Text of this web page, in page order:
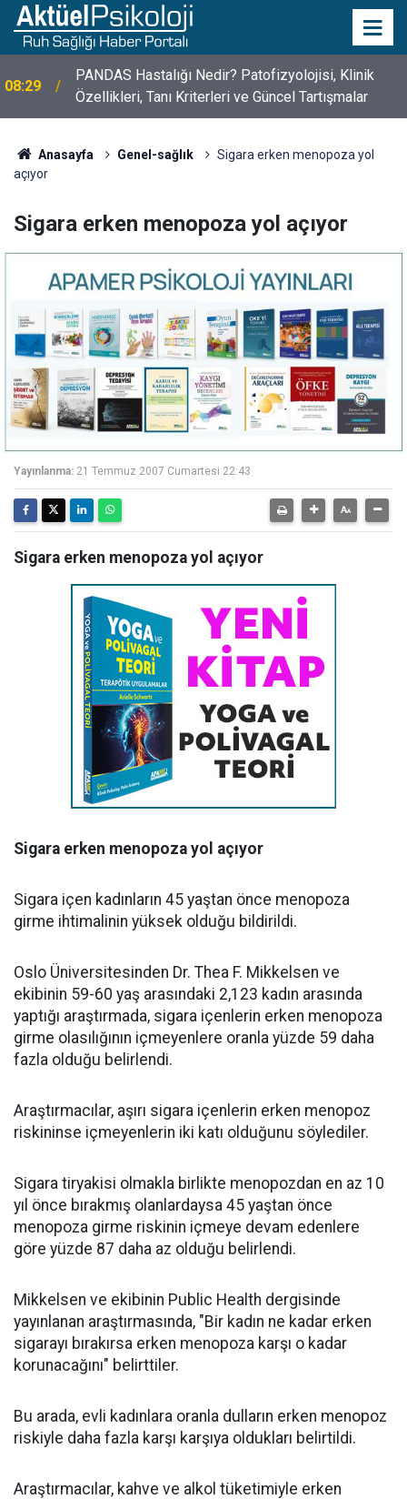
10:30
10 Mayıs Psikologlar Günü Nasıl Ortaya Çıktı? 10
Mayıs Tarihinin Hikayesi
Anasayfa Genel-sağlık
Sigara erken menopoza yol
açıyor
Sigara erken menopoza yol açıyor
Yayınlanma: 21 Temmuz 2007 Cumartesi 22:43
Sigara erken menopoza yol açıyor
Sigara erken menopoza yol açıyor
Sigara içen kadınların 45 yaştan önce menopoza
girme ihtimalinin yüksek olduğu bildirildi.
Oslo Üniversitesinden Dr. Thea F. Mikkelsen ve
ekibinin 59-60 yaş arasındaki 2,123 kadın arasında
yaptığı araştırmada, sigara içenlerin erken menopoza
girme olasılığının içmeyenlere oranla yüzde 59 daha
fazla olduğu belirlendi.
Araştırmacılar, aşırı sigara içenlerin erken menopoz
riskininse içmeyenlerin iki katı olduğunu söylediler.
Sigara tiryakisi olmakla birlikte menopozdan en az 10
yıl önce bırakmış olanlardaysa 45 yaştan önce
menopoza girme riskinin içmeye devam edenlere
göre yüzde 87 daha az olduğu belirlendi.
Mikkelsen ve ekibinin Public Health dergisinde
yayınlanan araştırmasında, "Bir kadın ne kadar erken
sigarayı bırakırsa erken menopoza karşı o kadar
korunacağını" belirttiler.
Bu arada, evli kadınlara oranla dulların erken menopoz
riskiyle daha fazla karşı karşıya oldukları belirtildi.
Araştırmacılar, kahve ve alkol tüketimiyle erken